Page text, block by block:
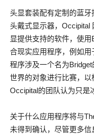
头显套装配有定制的蓝
头戴式显示器，Occipital
显提供支持的软件，使
合现实应用程序，例如
程序涉及一个名为
世界的对象进行比赛，
Occipital的团队认为只是
关于什么应用程序将与
未得到确认，尽管更多